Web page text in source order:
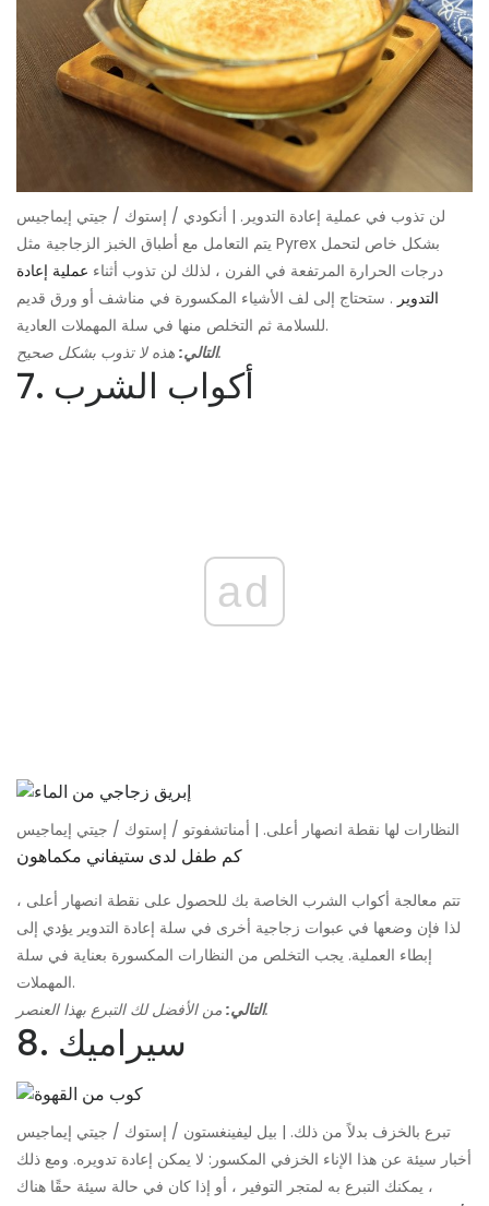
لن تذوب في عملية إعادة التدوير. | أنكودي / إستوك / جيتي إيماجيس
يتم التعامل مع أطباق الخبز الزجاجية مثل Pyrex بشكل خاص لتحمل
درجات الحرارة المرتفعة في الفرن ، لذلك لن تذوب أثناء عملية إعادة
التدوير . ستحتاج إلى لف الأشياء المكسورة في مناشف أو ورق قديم
للسلامة ثم التخلص منها في سلة المهملات العادية.
التالي:هذه لا تذوب بشكل صحيح.
7. أكواب الشرب
ad
النظارات لها نقطة انصهار أعلى. | أمناتشفوتو / إستوك / جيتي إيماجيس
كم طفل لدى ستيفاني مكماهون
تتم معالجة أكواب الشرب الخاصة بك للحصول على نقطة انصهار أعلى ،
لذا فإن وضعها في عبوات زجاجية أخرى في سلة إعادة التدوير يؤدي إلى
إبطاء العملية. يجب التخلص من النظارات المكسورة بعناية في سلة
المهملات.
التالي:من الأفضل لك التبرع بهذا العنصر.
8. سيراميك
تبرع بالخزف بدلاً من ذلك. | بيل ليفينغستون / إستوك / جيتي إيماجيس
أخبار سيئة عن هذا الإناء الخزفي المكسور: لا يمكن إعادة تدويره. ومع ذلك
، يمكنك التبرع به لمتجر التوفير ، أو إذا كان في حالة سيئة حقًا هناك